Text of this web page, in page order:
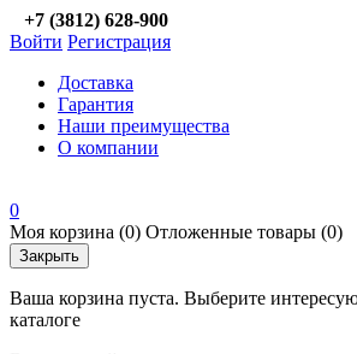
+7 (3812) 628-900
Войти Регистрация
Доставка
Гарантия
Наши преимущества
О компании
0
Моя корзина (0) Отложенные товары (0)
Закрыть
Ваша корзина пуста. Выберите
каталоге